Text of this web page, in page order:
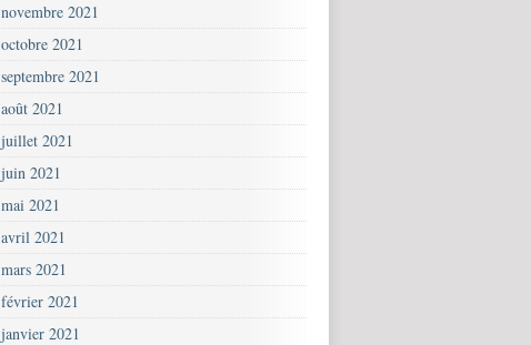
novembre 2021
octobre 2021
septembre 2021
août 2021
juillet 2021
juin 2021
mai 2021
avril 2021
mars 2021
février 2021
janvier 2021